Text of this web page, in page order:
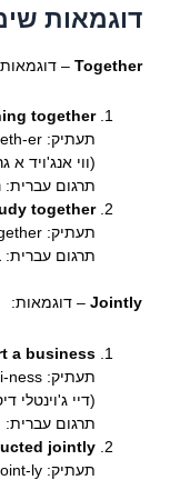
דוגמאות
Together
–
together.
(ווי אנג'ויד א
תרגום עברית:
together.
תעתיק: Let's stu-dy to-gether. (לט'ס סטאדי טוגת'ר)
תרגום עברית:
Jointly– דוגמאות:
a business.
(דיי ג'וינטלי
תרגום
jointly.